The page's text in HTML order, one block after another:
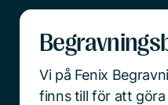
Vi på Fenix
finns till för att göra